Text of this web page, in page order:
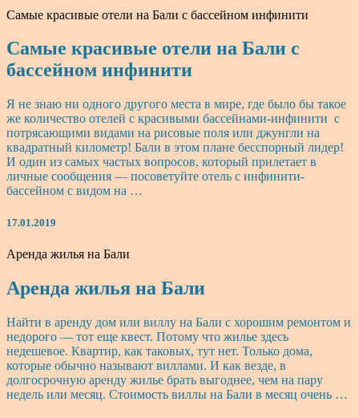
Самые красивые отели на Бали с бассейном инфинити
Самые красивые отели на Бали с
бассейном инфинити
Я не знаю ни одного другого места в мире, где было бы такое
же количество отелей с красивыми бассейнами-инфинити с
потрясающими видами на рисовые поля или джунгли на
квадратный километр! Бали в этом плане бесспорный лидер!
И один из самых частых вопросов, который прилетает в
личные сообщения — посоветуйте отель с инфинити-
бассейном с видом на …
17.01.2019
Аренда жилья на Бали
Аренда жилья на Бали
Найти в аренду дом или виллу на Бали с хорошим ремонтом и
недорого — тот еще квест. Потому что жилье здесь
недешевое. Квартир, как таковых, тут нет. Только дома,
которые обычно называют виллами. И как везде, в
долгосрочную аренду жилье брать выгоднее, чем на пару
недель или месяц. Стоимость виллы на Бали в месяц очень …